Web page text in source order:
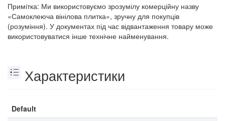
Примітка: Ми використовуємо зрозумілу комерційну назву
«Самоклеюча вінілова плитка», зручну для покупців
(розуміння). У документах під час відвантаження товару може
використовуватися інше технічне найменування.
Характеристики
Default